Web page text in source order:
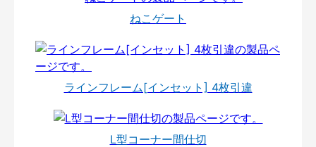
ねこゲート
ラインフレーム[インセット] 4枚引違
L型コーナー間仕切